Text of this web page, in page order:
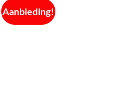
Aanbieding!